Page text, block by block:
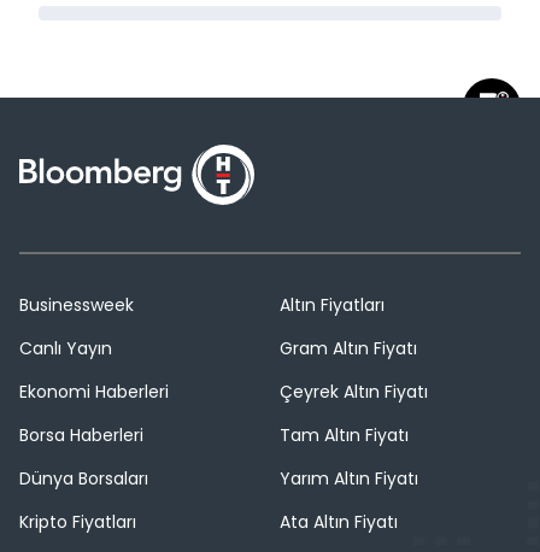
Businessweek
Canlı Yayın
Ekonomi Haberleri
Borsa Haberleri
Dünya Borsaları
Kripto Fiyatları
Altın Fiyatları
Gram Altın Fiyatı
Çeyrek Altın Fiyatı
Tam Altın Fiyatı
Yarım Altın Fiyatı
Ata Altın Fiyatı